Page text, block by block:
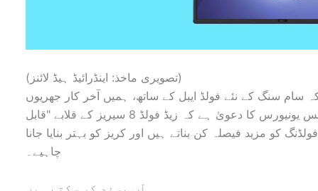
(تصویری ماخذ: اینڈرائیڈ ہیڈ لائنز)
سام سنگ کے نئے فولڈ ایبل کے ساتھ، ہمیں آخر کار جھریوں
سے پاک ڈسپلے ملے گا۔ ٹِپسٹر آئس یونیورس کا دعویٰ ہے کہ زیڈ فولڈ 8 سیریز کے قلابے "قابل
کو مزید فیصلہ کن بناتے ہیں اور کریز کو بہتر بنایا جانا
چاہیے۔
آپ پسند کر سکتے ہیں